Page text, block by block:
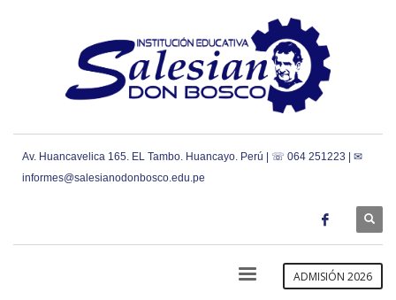
Av. Huancavelica 165. EL Tambo. Huancayo. Perú | ☏ 064 251223 | ✉
informes@salesianodonbosco.edu.pe
ADMISIÓN 2026